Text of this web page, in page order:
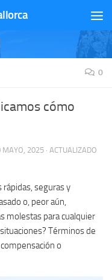
0
cómo
MAYO, 2025 · ACTUALIZADO
rápidas, seguras y
o, peor aún,
molestas para cualquier
Términos de
o